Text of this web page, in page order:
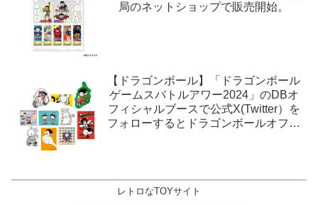
局のネットショップで販売開始。
【ドラゴンボール】「ドラゴンボール
ゲームスバトルアワー2024」のDBオ
フィシャルブースで公式X(Twitter）を
フォローするとドラゴンボールオフィ
レトロなTOYサイト